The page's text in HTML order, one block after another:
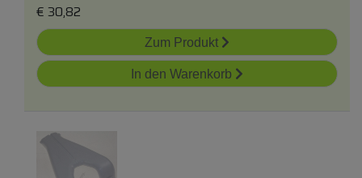
€ 30,82
Zum Produkt
In den Warenkorb